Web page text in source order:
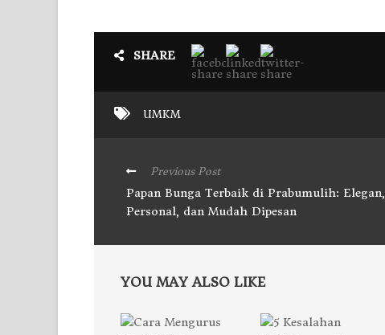
SHARE
UMKM
Previous Post
Papan Bunga Terbaik di Prabumulih: Elegan,
Personal, dan Mudah Dipesan
YOU MAY ALSO LIKE